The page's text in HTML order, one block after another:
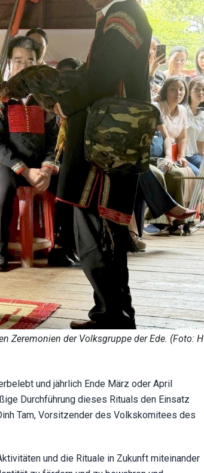
Zeremonien der Volksgruppe der Ede. (Foto: H
und jährlich Ende März oder April
Durchführung dieses Rituals den Einsatz
Tam, Vorsitzender des Volkskomitees des
und die Rituale in Zukunft miteinander